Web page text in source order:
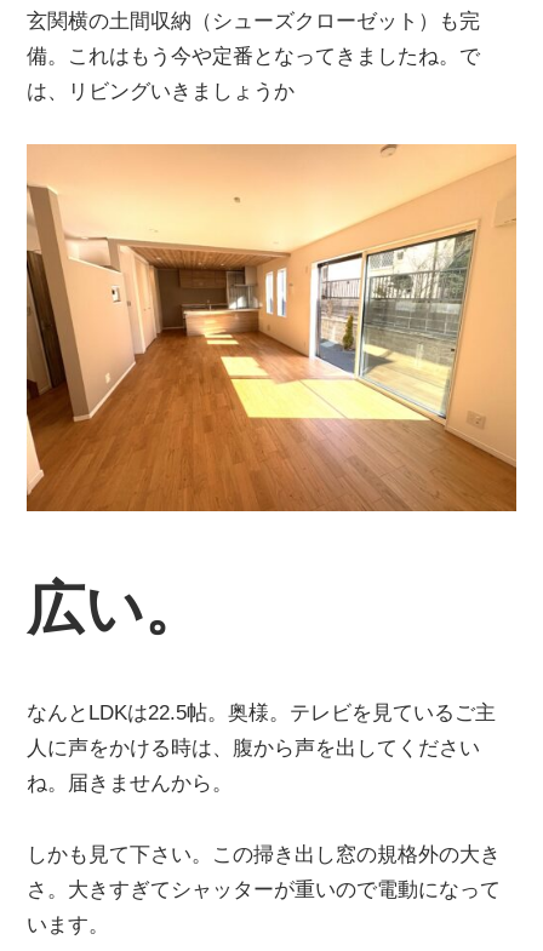
玄関横の土間収納（シューズクローゼット）も完
備。これはもう今や定番となってきましたね。で
は、リビングいきましょうか
広い。
なんとLDKは22.5帖。奥様。テレビを見ているご主
人に声をかける時は、腹から声を出してください
ね。届きませんから。
しかも見て下さい。この掃き出し窓の規格外の大き
さ。大きすぎてシャッターが重いので電動になって
います。